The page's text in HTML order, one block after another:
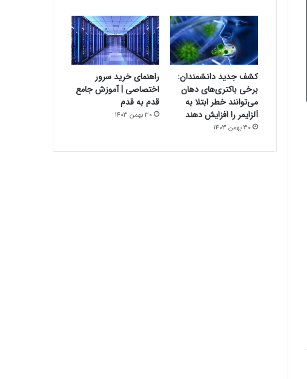
کشف جدید دانشمندان:
برخی باکتری‌های دهان
می‌توانند خطر ابتلا به
آلزایمر را افزایش دهند
30 بهمن 1403
راهنمای خرید سرور
اختصاصی | آموزش جامع
قدم به قدم
30 بهمن 1403